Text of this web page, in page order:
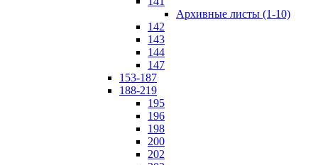
Архивные листы (1-10)
142
143
144
147
153-187
188-219
195
196
198
200
202